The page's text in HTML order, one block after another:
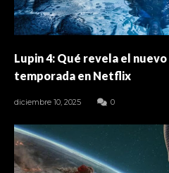
Lupin 4: Qué revela el
temporada en Netflix
diciembre 10, 2025 0